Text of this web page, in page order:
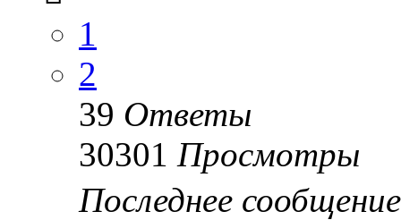
1
2
39 Ответы
30301 Просмотры
Последнее